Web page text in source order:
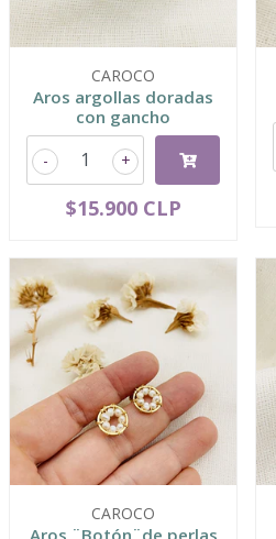
CAROCO
Aros argollas doradas
con gancho
+
-
$15.900 CLP
CAROCO
Aros ¨Botón¨de perlas